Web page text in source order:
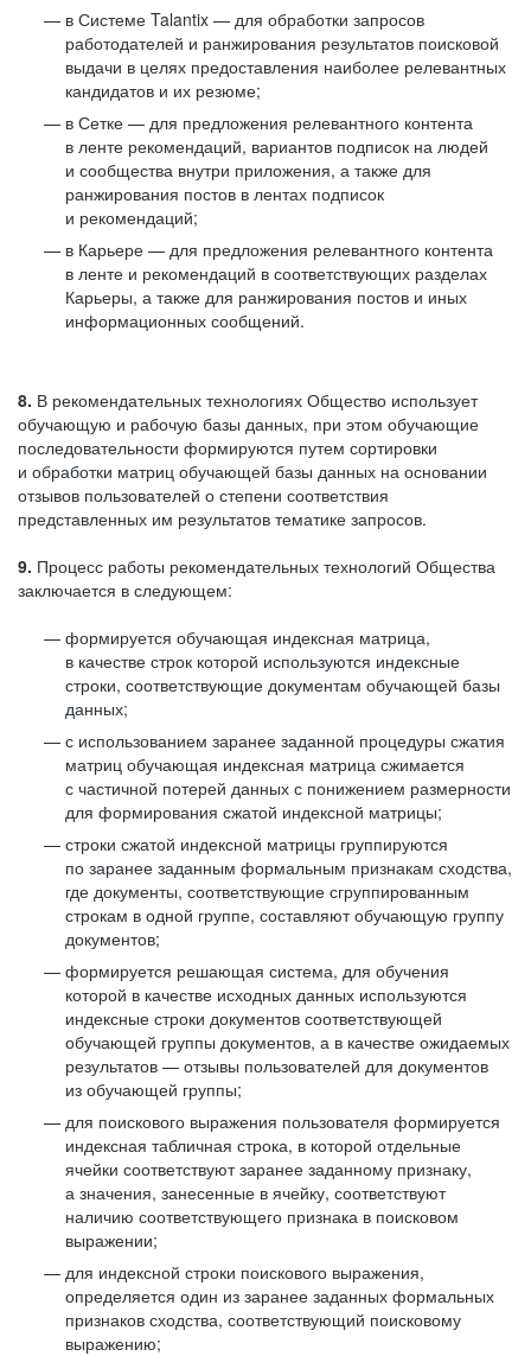
в Системе Talantix — для обработки запросов
работодателей и ранжирования результатов поисковой
выдачи в целях предоставления наиболее релевантных
кандидатов и их резюме;
в Сетке — для предложения релевантного контента
в ленте рекомендаций, вариантов подписок на людей
и сообщества внутри приложения, а также для
ранжирования постов в лентах подписок
и рекомендаций;
в Карьере — для предложения релевантного контента
в ленте и рекомендаций в соответствующих разделах
Карьеры, а также для ранжирования постов и иных
информационных сообщений.
8. В рекомендательных технологиях Общество использует
обучающую и рабочую базы данных, при этом обучающие
последовательности формируются путем сортировки
и обработки матриц обучающей базы данных на основании
отзывов пользователей о степени соответствия
представленных им результатов тематике запросов.
9. Процесс работы рекомендательных технологий Общества
заключается в следующем:
формируется обучающая индексная матрица,
в качестве строк которой используются индексные
строки, соответствующие документам обучающей базы
данных;
с использованием заранее заданной процедуры сжатия
матриц обучающая индексная матрица сжимается
с частичной потерей данных с понижением размерности
для формирования сжатой индексной матрицы;
строки сжатой индексной матрицы группируются
по заранее заданным формальным признакам сходства,
где документы, соответствующие сгруппированным
строкам в одной группе, составляют обучающую группу
документов;
формируется решающая система, для обучения
которой в качестве исходных данных используются
индексные строки документов соответствующей
обучающей группы документов, а в качестве ожидаемых
результатов — отзывы пользователей для документов
из обучающей группы;
для поискового выражения пользователя формируется
индексная табличная строка, в которой отдельные
ячейки соответствуют заранее заданному признаку,
а значения, занесенные в ячейку, соответствуют
наличию соответствующего признака в поисковом
выражении;
для индексной строки поискового выражения,
определяется один из заранее заданных формальных
признаков сходства, соответствующий поисковому
выражению;